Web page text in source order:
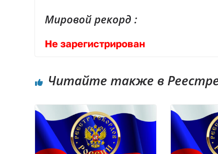
Мировой рекорд :
Не зарегистрирован
Читайте также в Реестре